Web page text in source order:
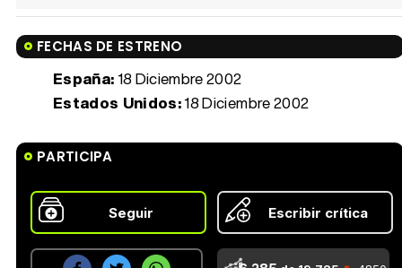
FECHAS DE ESTRENO
España: 18 Diciembre 2002
Estados Unidos:18 Diciembre 2002
PARTICIPA
Seguir Escribir crítica